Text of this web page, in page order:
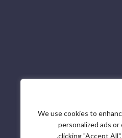
We use cookies to
personalized ads
clicking "Accept